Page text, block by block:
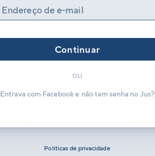
Endereço de e-mail
Continuar
ou
Entrava com Facebook e não tem senha no Jus?
Políticas de privacidade